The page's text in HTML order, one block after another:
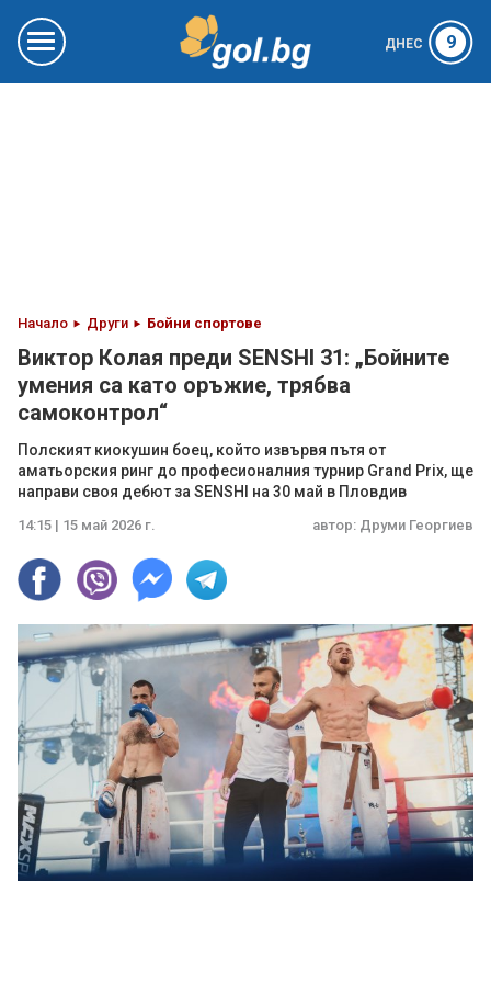
ДНЕС 9
Начало Други Бойни спортове
Виктор Колая преди SENSHI 31: „Бойните
умения са като оръжие, трябва
самоконтрол“
Полският киокушин боец, който извървя пътя от
аматьорския ринг до професионалния турнир Grand Prix, ще
направи своя дебют за SENSHI на 30 май в Пловдив
14:15 | 15 май 2026 г. автор: Друми Георгиев